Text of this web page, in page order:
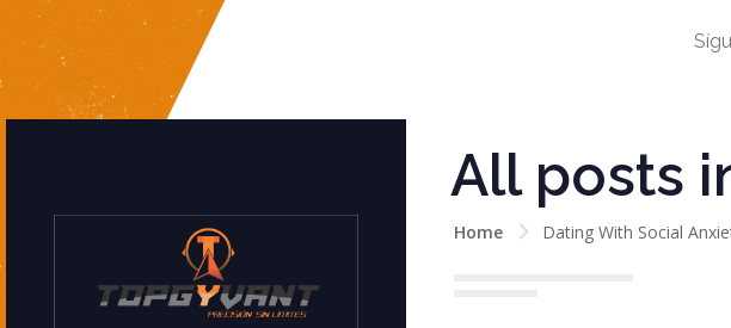
All posts
Home Dating With Social